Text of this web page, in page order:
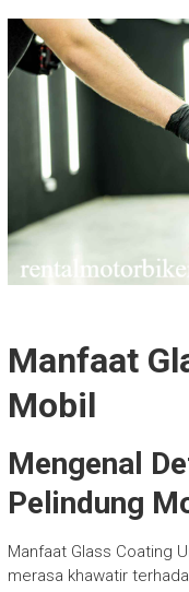
Manfaat
Mobil
Mengenal
Pelindung
Manfaat Glass Coating
merasa khawatir